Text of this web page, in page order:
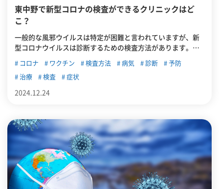
東中野で新型コロナの検査ができるクリニックはど
こ？
一般的な風邪ウイルスは特定が困難と言われていますが、新
型コロナウイルスは診断するための検査方法があります。こ
防法について紹介します。東中野で新型コロナの検査ができ
るクリニックも紹介します。
コロナ ワクチン 検査方法 病気 診断 予防
治療 検査 症状
2024.12.24